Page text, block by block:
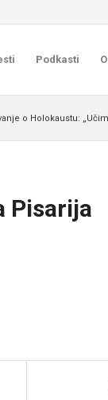
Podkasti
o Holokaustu:
Pisarija